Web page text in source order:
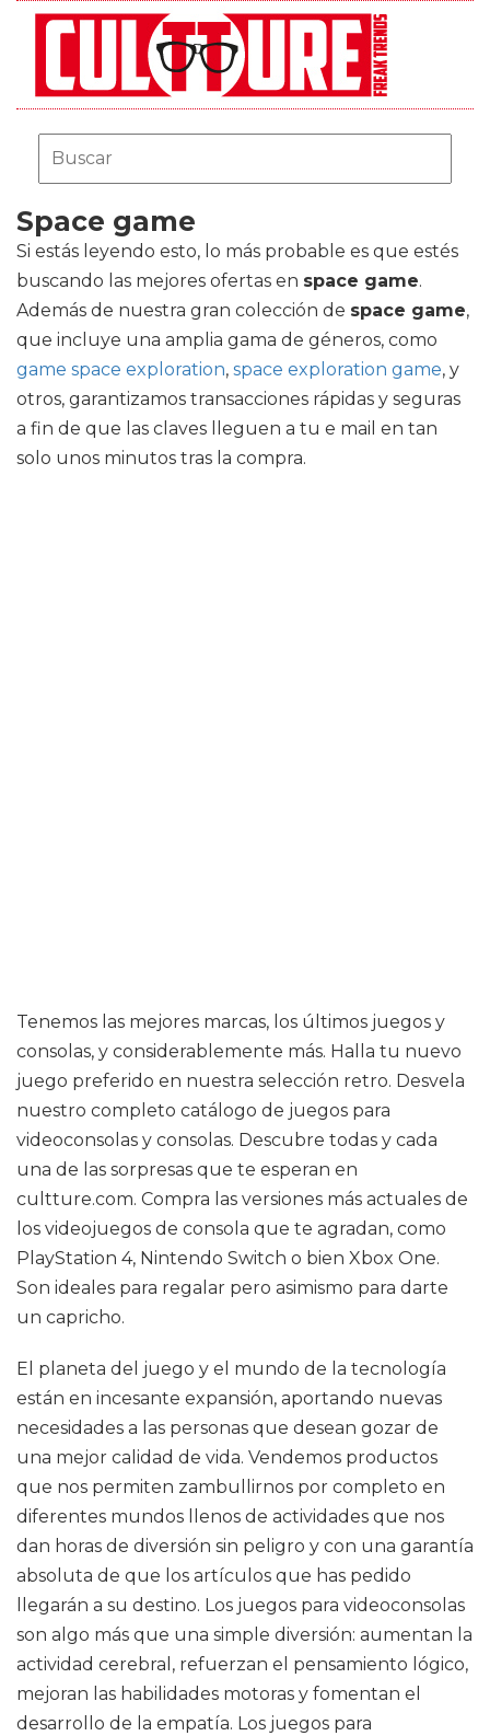
Space game
Si estás leyendo esto, lo más probable es que estés
buscando las mejores ofertas en space game.
Además de nuestra gran colección de space game,
que incluye una amplia gama de géneros, como
game space exploration, space exploration game, y
otros, garantizamos transacciones rápidas y seguras
a fin de que las claves lleguen a tu e mail en tan
solo unos minutos tras la compra.
Tenemos las mejores marcas, los últimos juegos y
consolas, y considerablemente más. Halla tu nuevo
juego preferido en nuestra selección retro. Desvela
nuestro completo catálogo de juegos para
videoconsolas y consolas. Descubre todas y cada
una de las sorpresas que te esperan en
cultture.com. Compra las versiones más actuales de
los videojuegos de consola que te agradan, como
PlayStation 4, Nintendo Switch o bien Xbox One.
Son ideales para regalar pero asimismo para darte
un capricho.
El planeta del juego y el mundo de la tecnología
están en incesante expansión, aportando nuevas
necesidades a las personas que desean gozar de
una mejor calidad de vida. Vendemos productos
que nos permiten zambullirnos por completo en
diferentes mundos llenos de actividades que nos
dan horas de diversión sin peligro y con una garantía
absoluta de que los artículos que has pedido
llegarán a su destino. Los juegos para videoconsolas
son algo más que una simple diversión: aumentan la
actividad cerebral, refuerzan el pensamiento lógico,
mejoran las habilidades motoras y fomentan el
desarrollo de la empatía. Los juegos para